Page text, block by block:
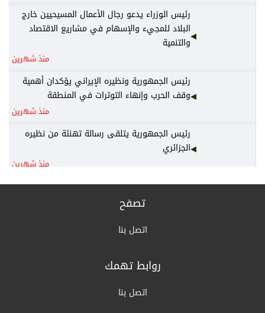
رئيس الوزراء يدعو رجال الأعمال المسيحيين خارج
البلاد للمجيء والإسهام في مشاريع الاقتصاد
والتنمية
منذ شهرين
رئيس الجمهورية ونظيره الإيراني يؤكدان أهمية
وقف الحرب وإنهاء التوترات في المنطقة
منذ شهرين
رئيس الجمهورية يتلقى رسالة تهنئة من نظيره
الجزائري
منذ شهرين
رئيس الوزراء يكلف وزير المالية نائباً عنه لرئاسة
المجلس الوزاري للاقتصاد
الخارجية: أمن واستقرار دول الخليج يُعدّ جزءاً لا
القرارات الكاملة لجلسة مجلس الوزراء اليوم
تصفح
اتصل بنا
روابط تهمك
اتصل بنا